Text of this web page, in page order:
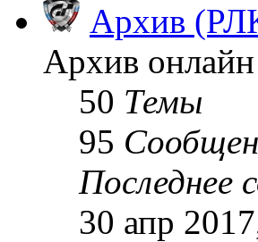
Архив
Архив
50 Темы
95
Последнее
30 апр